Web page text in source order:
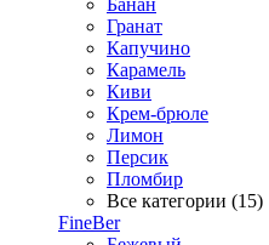
Банан
Гранат
Капучино
Карамель
Киви
Крем-брюле
Лимон
Персик
Пломбир
Все категории (15)
FineBer